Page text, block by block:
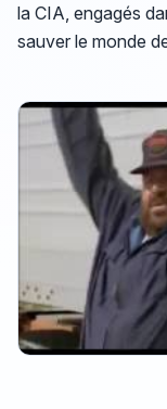
la CIA, engagés
sauver le monde